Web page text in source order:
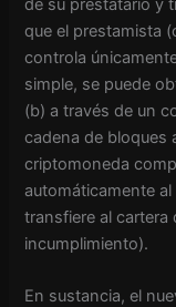
que el prestamista
controla
simple, se puede
(b) a través de un
cadena de bloques
criptomoneda
automáticamente
transfiere al
incumplimiento).
En sustancia, el